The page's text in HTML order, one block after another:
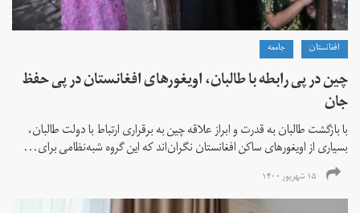
افغانستان جامعه
چین در پی رابطه با طالبان، اویغورهای افغانستان در پی حفظ
جان
با بازگشت طالبان به قدرت و ابراز علاقه چین به برقراری ارتباط با دولت طالبان،
بسیاری از اویغورهای ساکن افغانستان نگران‌اند که این گروه شبه‌نظامی برای...
۱۵ شهریور ۱۴۰۰